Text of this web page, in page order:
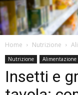
Home Nutrizione
Nutrizione Alimentazione
Insetti e